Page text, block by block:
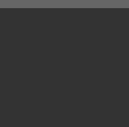
menu